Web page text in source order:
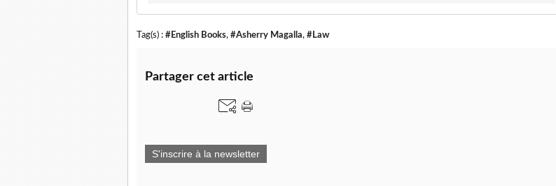
Tag(s) : #English Books, #Asherry Magalla, #Law
Partager cet article
S'inscrire à la newsletter